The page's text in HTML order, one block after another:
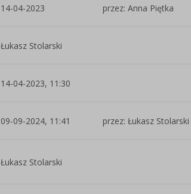
14-04-2023 przez: Anna Piętka
Łukasz Stolarski
14-04-2023, 11:30
09-09-2024, 11:41 przez: Łukasz Stolarski
Łukasz Stolarski